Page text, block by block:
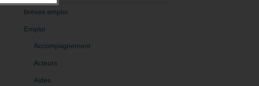
brèves emploi
Emploi
Accompagnement
Acteurs
Aides